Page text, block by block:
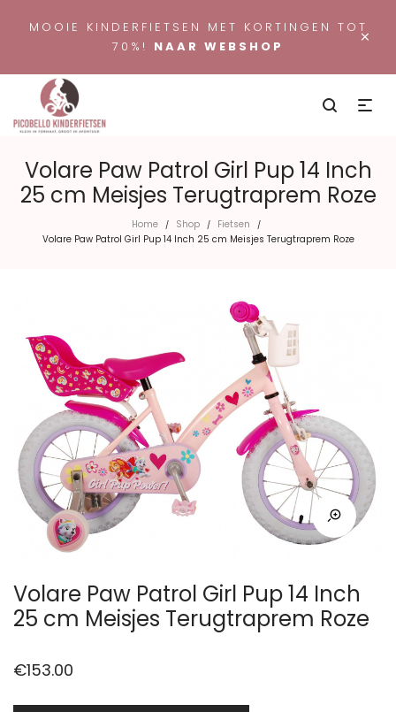
×
MOOIE KINDERFIETSEN MET KORTINGEN TOT
70%! NAAR WEBSHOP
Volare Paw Patrol Girl Pup 14 Inch
25 cm Meisjes Terugtraprem Roze
Home / Shop / Fietsen /
Volare Paw Patrol Girl Pup 14 Inch 25 cm Meisjes Terugtraprem Roze
Volare Paw Patrol Girl Pup 14 Inch
25 cm Meisjes Terugtraprem Roze
€153.00